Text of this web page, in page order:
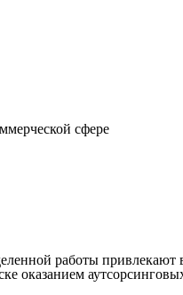
сфере
работы
оказанием